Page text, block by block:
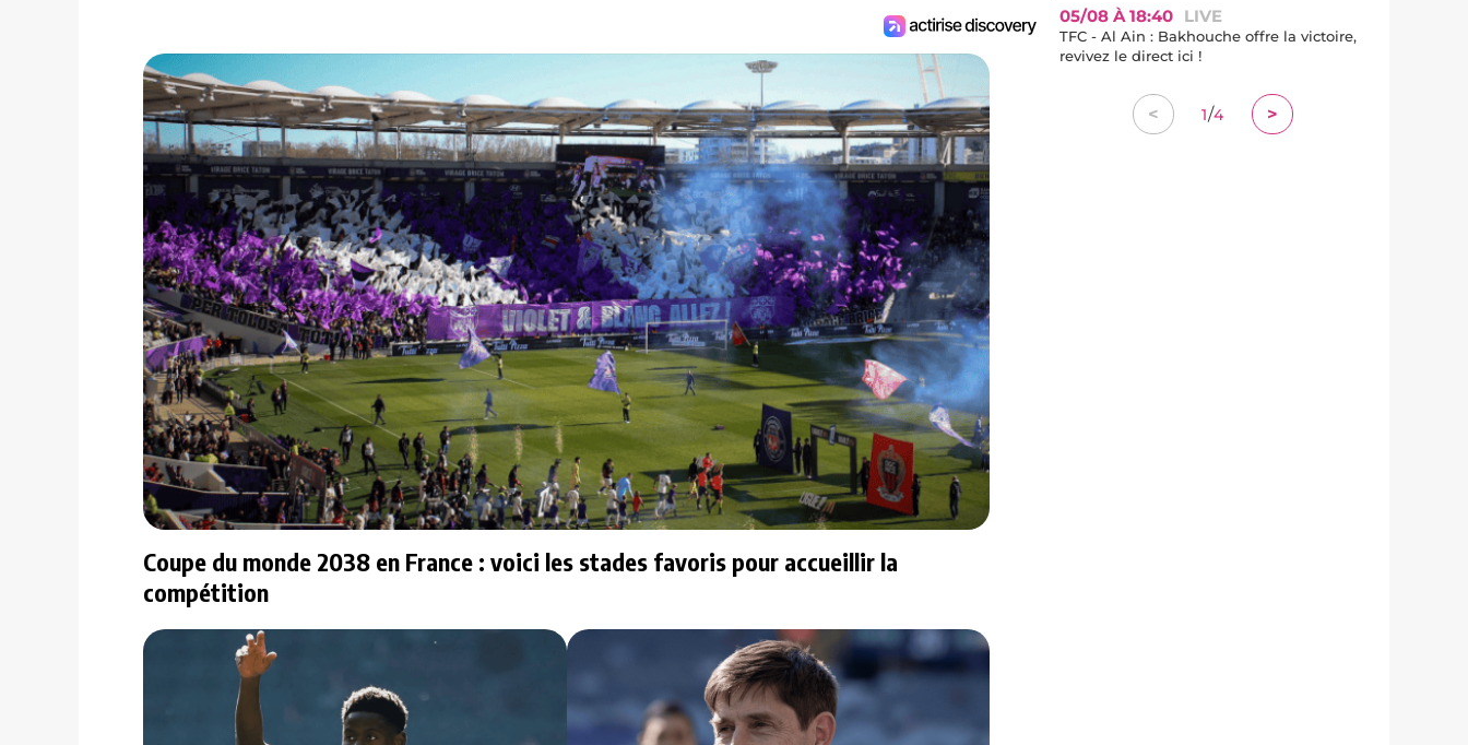
Coupe du monde 2038 en France : voici les stades favoris pour accueillir la
compétition
05/08 À 18:40 LIVE
TFC - Al Ain : Bakhouche offre la victoire,
revivez le direct ici !
< 1/4 >